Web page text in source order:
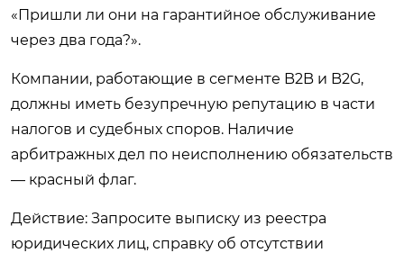
«Пришли ли они на гарантийное обслуживание
через два года?».
Компании, работающие в сегменте B2B и B2G,
должны иметь безупречную репутацию в части
налогов и судебных споров. Наличие
арбитражных дел по неисполнению обязательств
— красный флаг.
Действие: Запросите выписку из реестра
юридических лиц, справку об отсутствии